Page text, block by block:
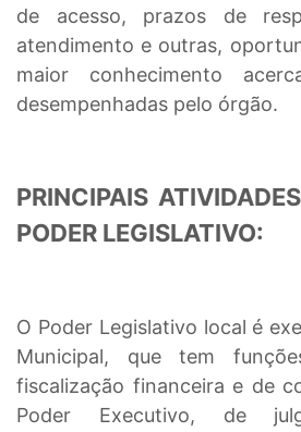
de acesso, prazos de
atendimento e outras,
maior conhecimento
desempenhadas pelo órgão.
PRINCIPAIS
PODER LEGISLATIVO:
O Poder Legislativo local é
Municipal, que tem
fiscalização financeira e de
Poder Executivo, de